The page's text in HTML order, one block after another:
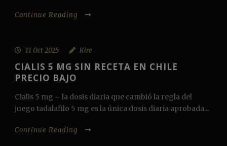
Continue Reading
11 Oct 2025 Kire
CIALIS 5 MG SIN RECETA EN CHILE
PRECIO BAJO
Cialis 5 mg – la dosis diaria que cambió la regla del
juego tadalafilo 5 mg es la única dosis diaria aprobada...
Continue Reading